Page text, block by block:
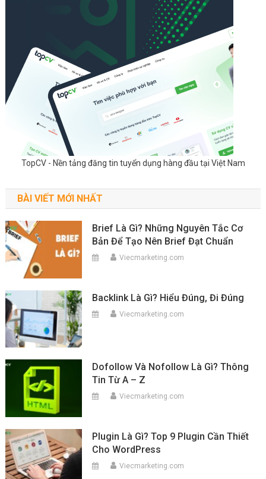
TopCV - Nền tảng đăng tin tuyển dụng hàng đầu tại Việt Nam
BÀI VIẾT MỚI NHẤT
Brief Là Gì? Những Nguyên Tắc Cơ
Bản Để Tạo Nên Brief Đạt Chuẩn
Viecmarketing.com
Backlink Là Gì? Hiểu Đúng, Đi Đúng
Viecmarketing.com
Dofollow Và Nofollow Là Gì? Thông
Tin Từ A – Z
Viecmarketing.com
Plugin Là Gì? Top 9 Plugin Cần Thiết
Cho WordPress
Viecmarketing.com